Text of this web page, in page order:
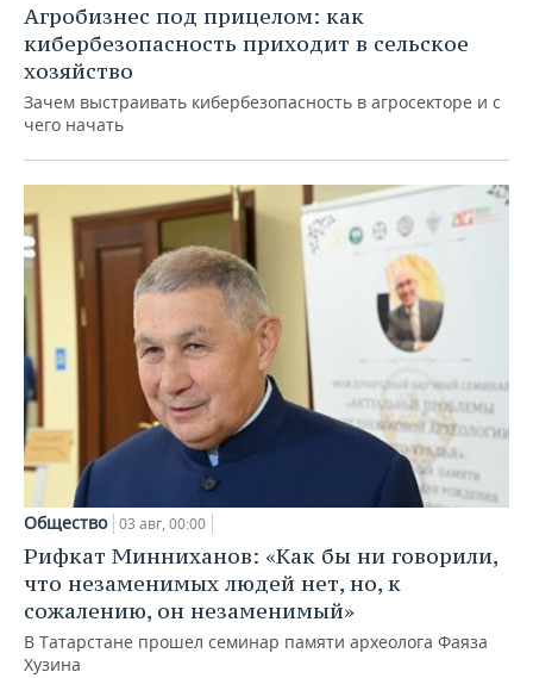
Агробизнес под прицелом: как
кибербезопасность приходит в сельское
хозяйство
Зачем выстраивать кибербезопасность в агросекторе и с
чего начать
Общество 03 авг, 00:00
Рифкат Минниханов: «Как бы ни говорили,
что незаменимых людей нет, но, к
сожалению, он незаменимый»
В Татарстане прошел семинар памяти археолога Фаяза
Хузина